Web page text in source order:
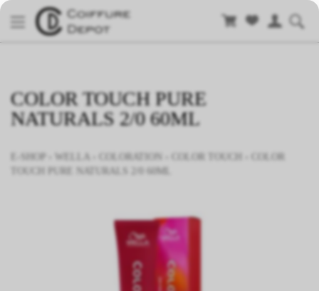
COLOR TOUCH PURE
NATURALS 2/0 60ML
WELLA
TOUCH PURE NATURALS 2/0 60ML